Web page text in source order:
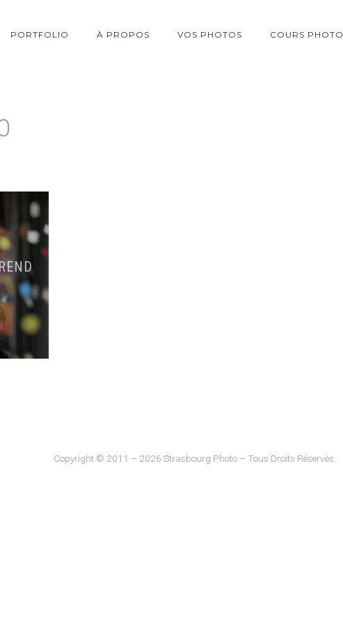
PORTFOLIO À PROPOS VOS PHOTOS COURS PHOTO
Copyright © 2011 – 2026 Strasbourg Photo – Tous Droits Réservés.